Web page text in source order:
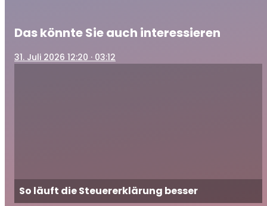
Das könnte Sie auch interessieren
31. Juli 2026 12:20 · 03:12
So läuft die Steuererklärung besser